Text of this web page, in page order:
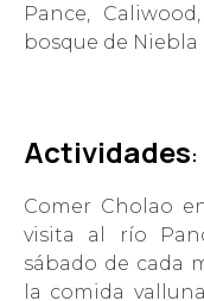
Pance,
bosque de Niebla
Actividades:
Comer Cholao
visita al río
sábado de cada
la comida